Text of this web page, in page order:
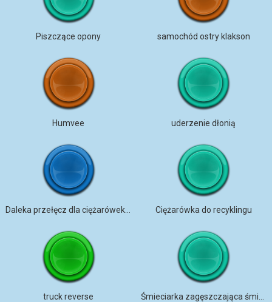
Piszczące opony samochód ostry klakson
Humvee uderzenie dłonią
Daleka przełęcz dla ciężarówek, środek nocy, woda, PEC am Ciężarówka do recyklingu
truck reverse